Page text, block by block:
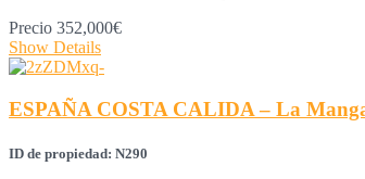
Precio 352,000€
Show Details
ESPAÑA COSTA CALIDA – La
ID de propiedad: N290